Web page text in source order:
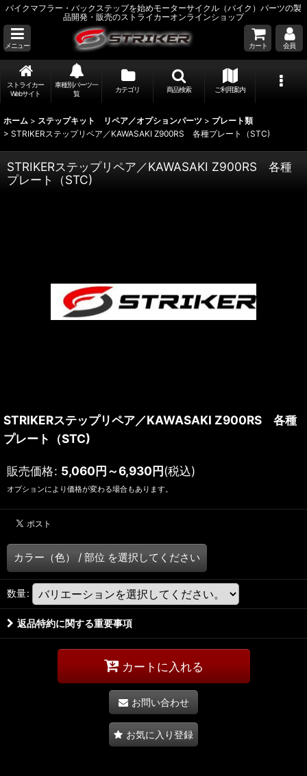
バイクマフラー・バックステップを始めモーターサイクル（バイク）パーツの製
品開発・販売のストライカーオンラインショップ
メニュー カート 会員
ストライカー
Webサイト
車種別パーツ一
覧
カテゴリ 商品検索 ご利用案内
ホーム > ステップキット リペア／オプションパーツ > プレート類
> STRIKERステップリペア／KAWASAKI Z900RS 各種プレート（STC)
STRIKERステップリペア／KAWASAKI Z900RS 各種
プレート（STC)
STRIKERステップリペア／KAWASAKI Z900RS 各種
プレート（STC)
販売価格: 5,060円～6,930円(税込)
オプションにより価格が変わる場合もあります。
カラー（色） / 部位 を選択してください
数量:
返品特約に関する重要事項
カートに入れる
お問い合わせ
お気に入り登録